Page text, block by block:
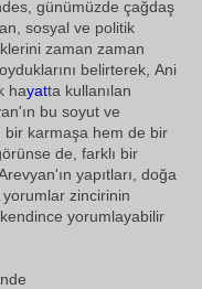
günümüzde çağdaş
sosyal ve politik
zaman zaman
belirterek, Ani
hayatta kullanılan
bu soyut ve
bir karmaşa hem de bir
de, farklı bir
yapıtları, doğa
zincirinin
yorumlayabilir